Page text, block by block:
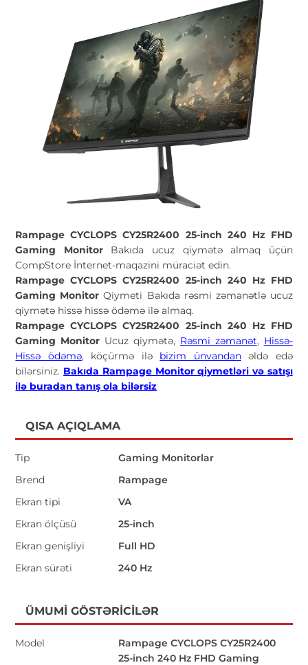
Rampage CYCLOPS CY25R2400 25-inch 240 Hz FHD
Gaming Monitor Bakıda ucuz qiymətə almaq üçün
CompStore İnternet-maqazini müraciət edin.
Rampage CYCLOPS CY25R2400 25-inch 240 Hz FHD
Gaming MonitorQiymeti Bakıda rəsmi zəmanətlə ucuz
qiymətə hissə hissə ödəmə ilə almaq.
Rampage CYCLOPS CY25R2400 25-inch 240 Hz FHD
Gaming Monitor Ucuz qiymətə, Rəsmi zəmanət, Hissə-
Hissə ödəmə, köçürmə ilə bizim ünvandanəldə edə
bilərsiniz. Bakıda Rampage Monitor qiymetləri və satışı
ilə buradan tanış ola bilərsiz
QISA AÇIQLAMA
Tip
Gaming Monitorlar
Brend
Rampage
Ekran tipi
VA
Ekran ölçüsü
25-inch
Ekran genişliyi
Full HD
Ekran sürəti
240 Hz
ÜMUMI GÖSTƏRICILƏR
Model
Rampage CYCLOPS CY25R2400
25-inch 240 Hz FHD Gaming